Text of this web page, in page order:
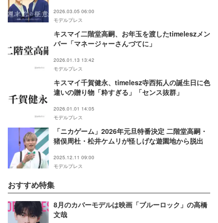
2026.03.05 06:00
モデルプレス
キスマイ二階堂高嗣、お年玉を渡したtimeleszメン
バー「マネージャーさんづてに」
2026.01.13 13:42
モデルプレス
キスマイ千賀健永、timelesz寺西拓人の誕生日に色
違いの贈り物「粋すぎる」「センス抜群」
2026.01.01 14:05
モデルプレス
「ニカゲーム」2026年元旦特番決定 二階堂高嗣・
猪俣周杜・松井ケムリが怪しげな遊園地から脱出
2025.12.11 09:00
モデルプレス
おすすめ特集
8月のカバーモデルは映画「ブルーロック」の高橋
文哉